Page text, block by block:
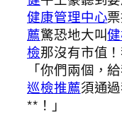
健康管理中心
薦驚恐地大叫
檢那沒有市值
「你們兩個，
巡檢推薦須通
**！」